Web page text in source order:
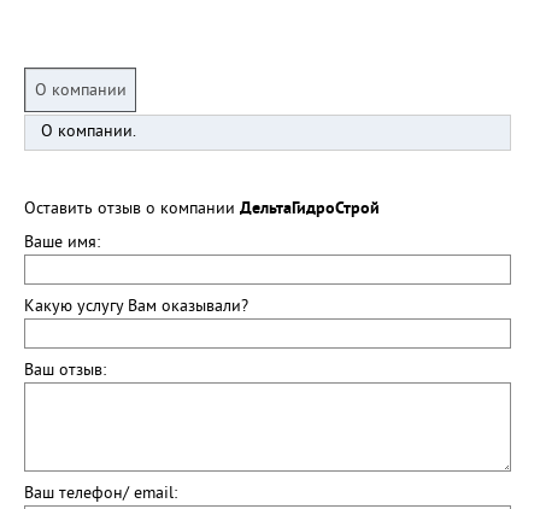
О компании
О компании.
Оставить отзыв о компании ДельтаГидроСтрой
Ваше имя:
Какую услугу Вам оказывали?
Ваш отзыв:
Ваш телефон/ email: